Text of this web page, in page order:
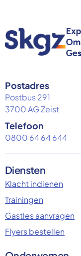
Postadres
Postbus 291
3700 AG Zeist
Telefoon
0800 64 64 644
Diensten
Klacht indienen
Trainingen
Gastles aanvragen
Flyers bestellen